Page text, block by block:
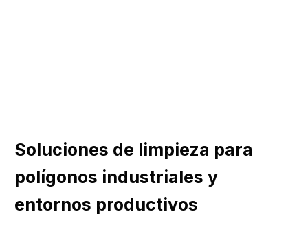
Soluciones de limpieza para
polígonos industriales y
entornos productivos